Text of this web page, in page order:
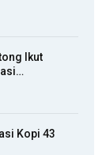
Ikut
Kopi 43